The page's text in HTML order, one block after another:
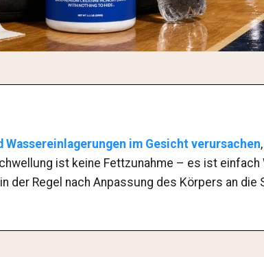
Wassereinlagerungen im Gesicht verursachen
ist keine Fettzunahme – es ist einfach
der Regel nach Anpassung des Körpers an die